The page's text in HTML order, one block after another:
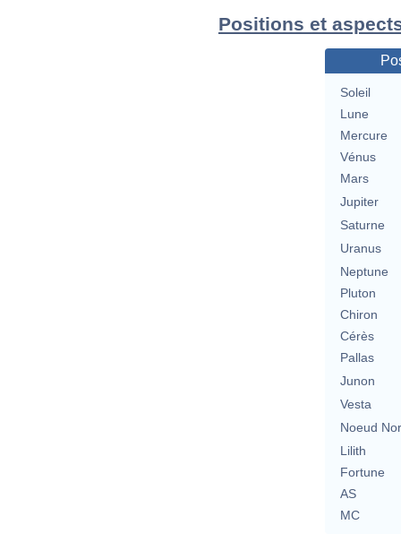
Positions et
Soleil
Lune
Mercure
Vénus
Mars
Jupiter
Saturne
Uranus
Neptune
Pluton
Chiron
Cérès
Pallas
Junon
Vesta
Noeud
Lilith
Fortune
AS
MC